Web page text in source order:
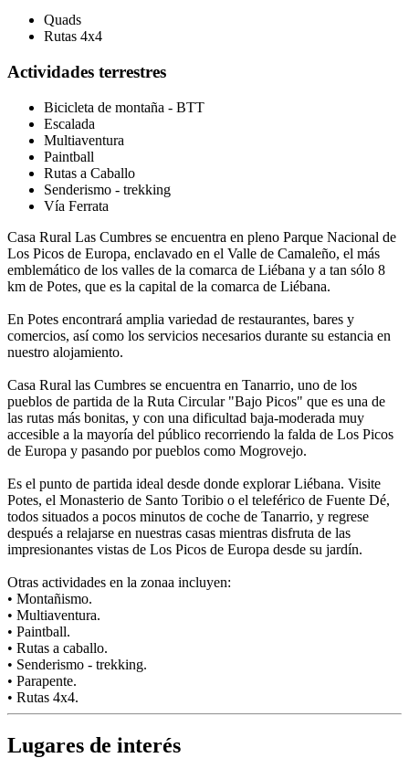
Quads
Rutas 4x4
Actividades terrestres
Bicicleta de montaña - BTT
Escalada
Multiaventura
Paintball
Rutas a Caballo
Senderismo - trekking
Vía Ferrata
Casa Rural Las Cumbres se encuentra en pleno Parque Nacional de
Los Picos de Europa, enclavado en el Valle de Camaleño, el más
emblemático de los valles de la comarca de Liébana y a tan sólo 8
km de Potes, que es la capital de la comarca de Liébana.
En Potes encontrará amplia variedad de restaurantes, bares y
comercios, así como los servicios necesarios durante su estancia en
nuestro alojamiento.
Casa Rural las Cumbres se encuentra en Tanarrio, uno de los
pueblos de partida de la Ruta Circular "Bajo Picos" que es una de
las rutas más bonitas, y con una dificultad baja-moderada muy
accesible a la mayoría del público recorriendo la falda de Los Picos
de Europa y pasando por pueblos como Mogrovejo.
Es el punto de partida ideal desde donde explorar Liébana. Visite
Potes, el Monasterio de Santo Toribio o el teleférico de Fuente Dé,
todos situados a pocos minutos de coche de Tanarrio, y regrese
después a relajarse en nuestras casas mientras disfruta de las
impresionantes vistas de Los Picos de Europa desde su jardín.
Otras actividades en la zonaa incluyen:
• Montañismo.
• Multiaventura.
• Paintball.
• Rutas a caballo.
• Senderismo - trekking.
• Parapente.
• Rutas 4x4.
Lugares de interés